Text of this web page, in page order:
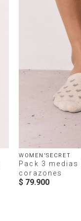
WOMEN'SECRET
Pack 3
corazones
$ 79.900